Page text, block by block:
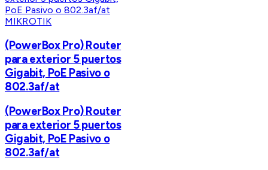
MIKROTIK
(PowerBox Pro) Router
para exterior 5 puertos
Gigabit, PoE Pasivo o
802.3af/at
(PowerBox Pro) Router
para exterior 5 puertos
Gigabit, PoE Pasivo o
802.3af/at